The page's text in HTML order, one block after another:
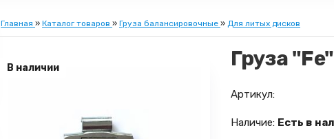
Главная » Каталог товаров » Груза балансировочные » Для литых дисков
В наличии Груза
Артикул:
Наличие: Есть в